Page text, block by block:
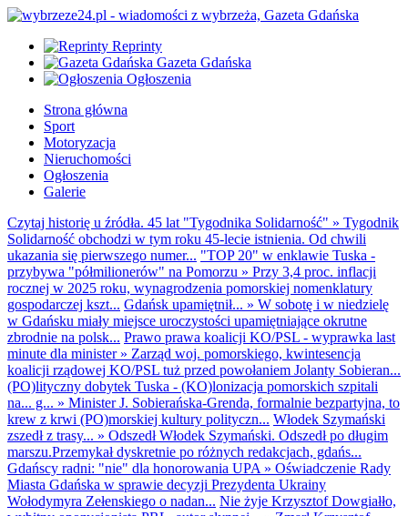
Reprinty
Gazeta Gdańska
Ogłoszenia
Strona główna
Sport
Motoryzacja
Nieruchomości
Ogłoszenia
Galerie
Czytaj historię u źródła. 45 lat "Tygodnika Solidarność" » Tygodnik
Solidarność obchodzi w tym roku 45-lecie istnienia. Od chwili
ukazania się pierwszego numer... "TOP 20" w enklawie Tuska -
przybywa "półmilionerów" na Pomorzu » Przy 3,4 proc. inflacji
rocznej w 2025 roku, wynagrodzenia pomorskiej nomenklatury
gospodarczej kszt... Gdańsk upamiętnił... » W sobotę i w niedzielę
w Gdańsku miały miejsce uroczystości upamiętniające okrutne
zbrodnie na polsk... Prawo prawa koalicji KO/PSL - wyprawka last
minute dla minister» Zarząd woj. pomorskiego, kwintesencja
koalicji rządowej KO/PSL tuż przed powołaniem Jolanty Sobieran...
(PO)lityczny dobytek Tuska - (KO)lonizacja pomorskich szpitali
na... g... » Minister J. Sobierańska-Grenda, formalnie bezpartyjna, to
krew z krwi (PO)morskiej kultury polityczn... Włodek Szymański
zszedł z trasy... » Odszedł Włodek Szymański. Odszedł po długim
marszu.Przemykał dyskretnie po różnych redakcjach, gdańs...
Gdańscy radni: "nie" dla honorowania UPA » Oświadczenie Rady
Miasta Gdańska w sprawie decyzji Prezydenta Ukrainy
Wołodymyra Zełenskiego o nadan... Nie żyje Krzysztof Dowgiałło,